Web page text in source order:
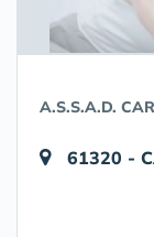
A.S.S.A.D.
61320 -